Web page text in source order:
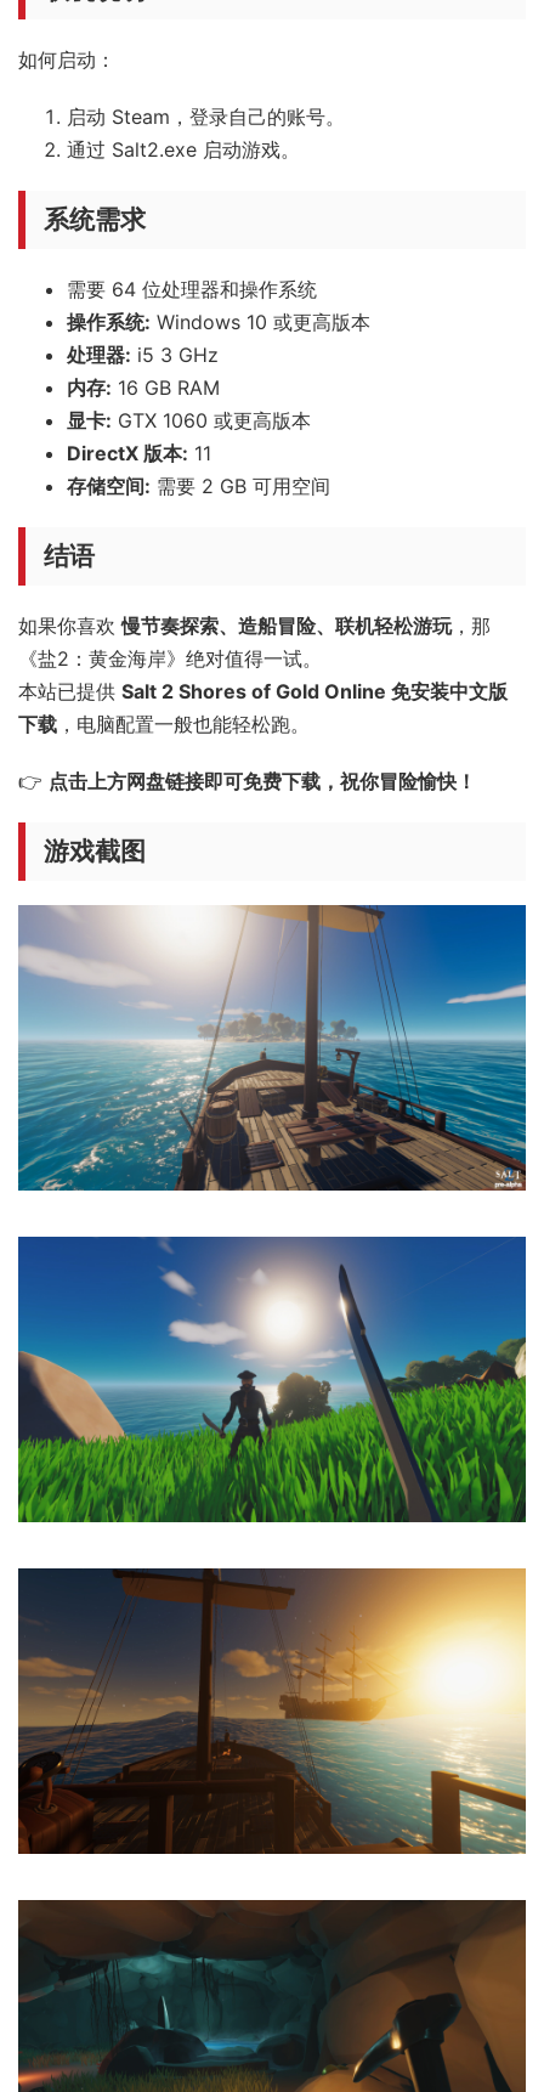
如何启动：
启动 Steam，登录自己的账号。
通过 Salt2.exe 启动游戏。
系统需求
需要 64 位处理器和操作系统
操作系统: Windows 10 或更高版本
处理器: i5 3 GHz
内存: 16 GB RAM
显卡: GTX 1060 或更高版本
DirectX 版本: 11
存储空间: 需要 2 GB 可用空间
结语
如果你喜欢慢节奏探索、造船冒险、联机轻松游玩，那
《盐2：黄金海岸》绝对值得一试。
本站已提供 Salt 2 Shores of Gold Online 免安装中文版
下载 ，电脑配置一般也能轻松跑。
👉 点击上方网盘链接即可免费下载，祝你冒险愉快！
游戏截图